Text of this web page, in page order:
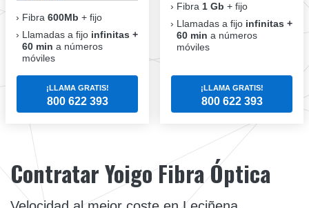
Fibra 600Mb + fijo
Llamadas a fijo infinitas +
60 min a números
móviles
¡LLAMA GRATIS!
800 622 393
Fibra 1 Gb + fijo
Llamadas a fijo infinitas +
60 min a números
móviles
¡LLAMA GRATIS!
800 622 393
Contratar Yoigo Fibra Óptica